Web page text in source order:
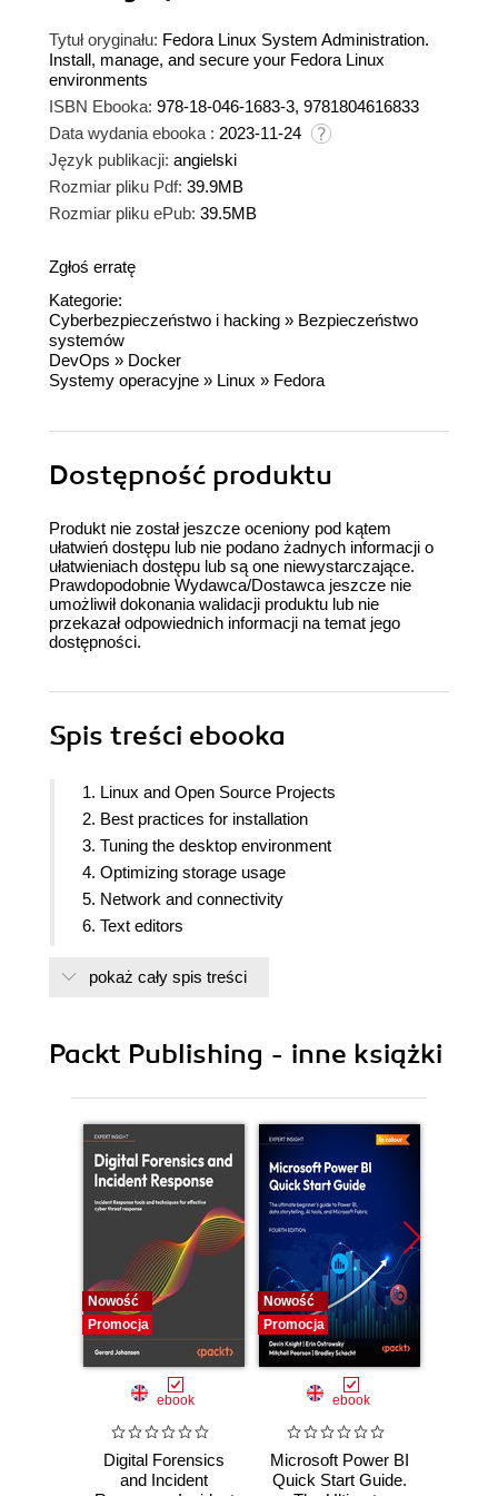
Tytuł oryginału: Fedora Linux System Administration.
Install, manage, and secure your Fedora Linux
environments
ISBN Ebooka: 978-18-046-1683-3, 9781804616833
Data wydania ebooka : 2023-11-24
Język publikacji: angielski
Rozmiar pliku Pdf: 39.9MB
Rozmiar pliku ePub: 39.5MB
Zgłoś erratę
Kategorie:
Cyberbezpieczeństwo i hacking » Bezpieczeństwo
systemów
DevOps » Docker
Systemy operacyjne » Linux » Fedora
Dostępność produktu
Produkt nie został jeszcze oceniony pod kątem
ułatwień dostępu lub nie podano żadnych informacji o
ułatwieniach dostępu lub są one niewystarczające.
Prawdopodobnie Wydawca/Dostawca jeszcze nie
umożliwił dokonania walidacji produktu lub nie
przekazał odpowiednich informacji na temat jego
dostępności.
Spis treści ebooka
1. Linux and Open Source Projects
2. Best practices for installation
3. Tuning the desktop environment
4. Optimizing storage usage
5. Network and connectivity
6. Text editors
8. Mail clients and browsers
11. Performance tuning best practices
pokaż cały spis treści
Packt Publishing - inne książki
Nowość
Promocja
ebook
Digital Forensics
and Incident
Nowość
Promocja
ebook
Microsoft Power BI
Quick Start Guide.